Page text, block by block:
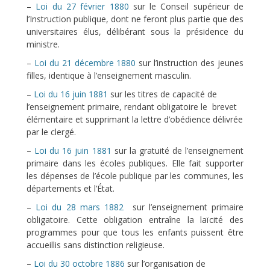
– Loi du 27 février 1880 sur le Conseil supérieur de
l’Instruction publique, dont ne feront plus partie que des
universitaires élus, délibérant sous la présidence du
ministre.
– Loi du 21 décembre 1880 sur l’instruction des jeunes
filles, identique à l’enseignement masculin.
– Loi du 16 juin 1881 sur les titres de capacité de
l’enseignement primaire, rendant obligatoire le brevet
élémentaire et supprimant la lettre d’obédience délivrée
par le clergé.
– Loi du 16 juin 1881 sur la gratuité de l’enseignement
primaire dans les écoles publiques. Elle fait supporter
les dépenses de l’école publique par les communes, les
départements et l’État.
– Loi du 28 mars 1882 sur l’enseignement primaire
obligatoire. Cette obligation entraîne la laïcité des
programmes pour que tous les enfants puissent être
accueillis sans distinction religieuse.
– Loi du 30 octobre 1886 sur l’organisation de